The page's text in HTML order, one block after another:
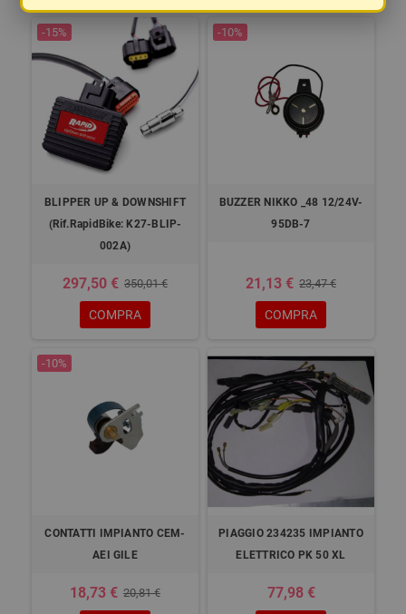
-15%
BLIPPER UP & DOWNSHIFT
(Rif.RapidBike: K27-BLIP-
002A)
297,50 € 350,01 €
COMPRA
-10%
BUZZER NIKKO _48 12/24V-
95DB-7
21,13 € 23,47 €
COMPRA
-10%
CONTATTI IMPIANTO CEM-
AEI GILE
18,73 € 20,81 €
PIAGGIO 234235 IMPIANTO
ELETTRICO PK 50 XL
77,98 €